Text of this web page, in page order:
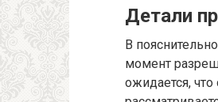
Детали
В
момент
ожидается,